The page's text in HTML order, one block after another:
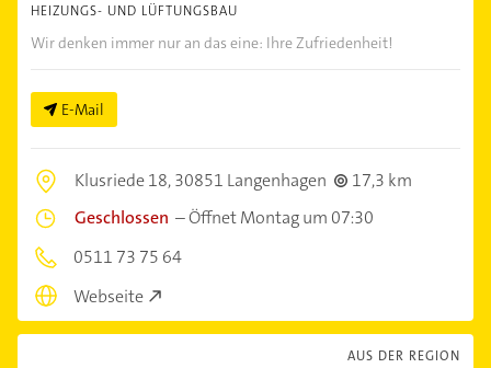
HEIZUNGS- UND LÜFTUNGSBAU
Wir denken immer nur an das eine: Ihre Zufriedenheit!
E-Mail
Klusriede 18,30851 Langenhagen
17,3 km
Geschlossen –Öffnet Montag um 07:30
0511 73 75 64
Webseite
AUS DER REGION